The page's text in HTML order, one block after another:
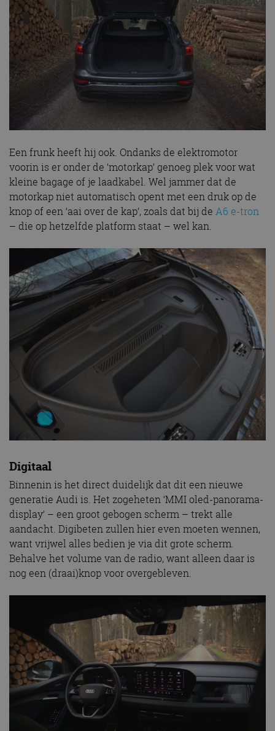
Een frunk heeft hij ook. Ondanks de elektromotor
voorin is er onder de ‘motorkap’ genoeg plek voor wat
kleine bagage of je laadkabel. Wel jammer dat de
motorkap niet automatisch opent met een druk op de
knop of een ‘aai over de kap’, zoals dat bij de A6 e-tron
– die op hetzelfde platform staat – wel kan.
Digitaal
Binnenin is het direct duidelijk dat dit een nieuwe
generatie Audi is. Het zogeheten ‘MMI oled-panorama-
display’ – een groot gebogen scherm – trekt alle
aandacht. Digibeten zullen hier even moeten wennen,
want vrijwel alles bedien je via dit grote scherm.
Behalve het volume van de radio, want alleen daar is
nog een (draai)knop voor overgebleven.